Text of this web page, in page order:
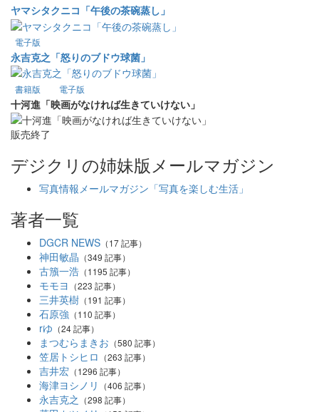
ヤマシタクニコ「午後の茶碗蒸し」
電子版
永吉克之「怒りのブドウ球菌」
書籍版 電子版
十河進「映画がなければ生きていけない」
販売終了
デジクリの姉妹版メールマガジン
写真情報メールマガジン「写真を楽しむ生活」
著者一覧
DGCR NEWS （17 記事）
神田敏晶 （349 記事）
古籏一浩 （1195 記事）
モモヨ （223 記事）
三井英樹 （191 記事）
石原強 （110 記事）
rゆ （24 記事）
まつむらまきお （580 記事）
笠居トシヒロ （263 記事）
吉井宏 （1296 記事）
海津ヨシノリ （406 記事）
永吉克之 （298 記事）